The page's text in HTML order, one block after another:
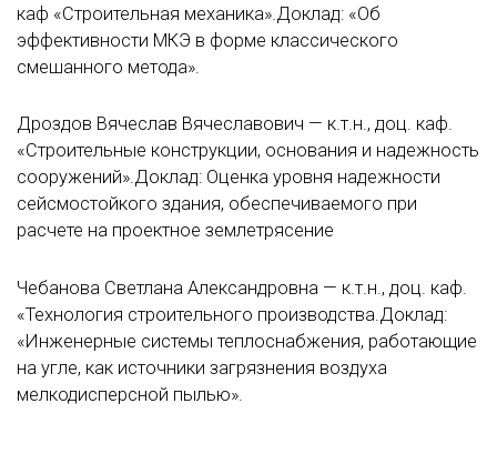
каф «Строительная механика».Доклад: «Об
эффективности МКЭ в форме классического
смешанного метода».
Дроздов Вячеслав Вячеславович — к.т.н., доц. каф.
«Строительные конструкции, основания и надежность
сооружений».Доклад: Оценка уровня надежности
сейсмостойкого здания, обеспечиваемого при
расчете на проектное землетрясение
Чебанова Светлана Александровна — к.т.н., доц. каф.
«Технология строительного производства.Доклад:
«Инженерные системы теплоснабжения, работающие
на угле, как источники загрязнения воздуха
мелкодисперсной пылью».